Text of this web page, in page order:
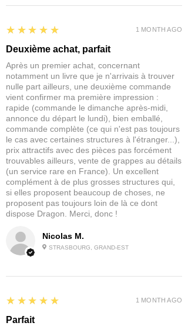
Nicolas M.
STRASBOURG, GRAND-EST
5
★★★★★
Deuxième achat, parfait
Après un premier achat, concernant
notamment un livre que je n'arrivais à trouver
nulle part ailleurs, une deuxième commande
vient confirmer ma première impression :
rapide (commande le dimanche après-midi,
annonce du départ le lundi), bien emballé,
commande complète (ce qui n'est pas toujours
le cas avec certaines structures à l'étranger...),
prix attractifs avec des pièces pas forcément
trouvables ailleurs, vente de grappes au détails
(un service rare en France). Un excellent
complément à de plus grosses structures qui,
si elles proposent beaucoup de choses, ne
proposent pas toujours loin de là ce dont
dispose Dragon. Merci, donc !
1 MONTH AGO
5
★★★★★
Parfait
1 MONTH AGO